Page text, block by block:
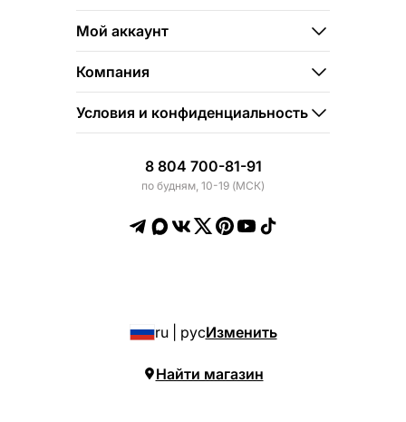
Мой аккаунт
Компания
Условия и конфиденциальность
8 804 700-81-91
по будням, 10-19 (МСК)
ru | русИзменить
Найти магазин